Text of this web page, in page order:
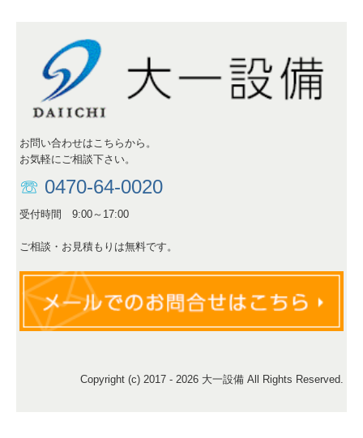
お問い合わせはこちらから。
お気軽にご相談下さい。
☏ 0470-64-0020
受付時間 9:00～17:00
ご相談・お見積もりは無料です。
Copyright (c) 2017 - 2026 大一設備 All Rights Reserved.